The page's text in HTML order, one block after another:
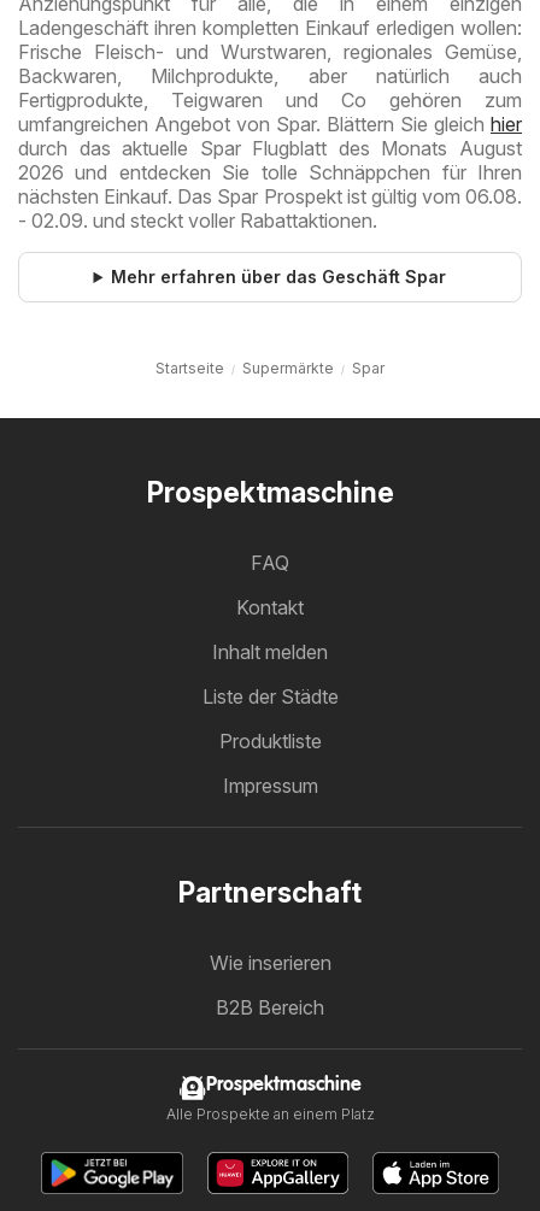
Ladengeschäft ihren kompletten Einkauf erledigen wollen:
Frische Fleisch- und Wurstwaren, regionales Gemüse,
Backwaren, Milchprodukte, aber natürlich auch
Fertigprodukte, Teigwaren und Co gehören zum
umfangreichen Angebot von Spar. Blättern Sie gleich hier
durch das aktuelle Spar Flugblatt des Monats August
2026 und entdecken Sie tolle Schnäppchen für Ihren
nächsten Einkauf. Das Spar Prospekt ist gültig vom 06.08.
- 02.09. und steckt voller Rabattaktionen.
Mehr erfahren über das Geschäft Spar
Startseite Supermärkte Spar
Prospektmaschine
FAQ
Kontakt
Inhalt melden
Liste der Städte
Produktliste
Impressum
Partnerschaft
Wie inserieren
B2B Bereich
Prospektmaschine
Alle Prospekte an einem Platz